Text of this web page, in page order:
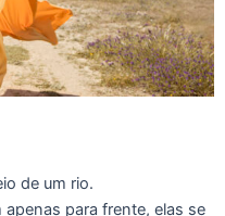
de um rio.
para frente, elas se